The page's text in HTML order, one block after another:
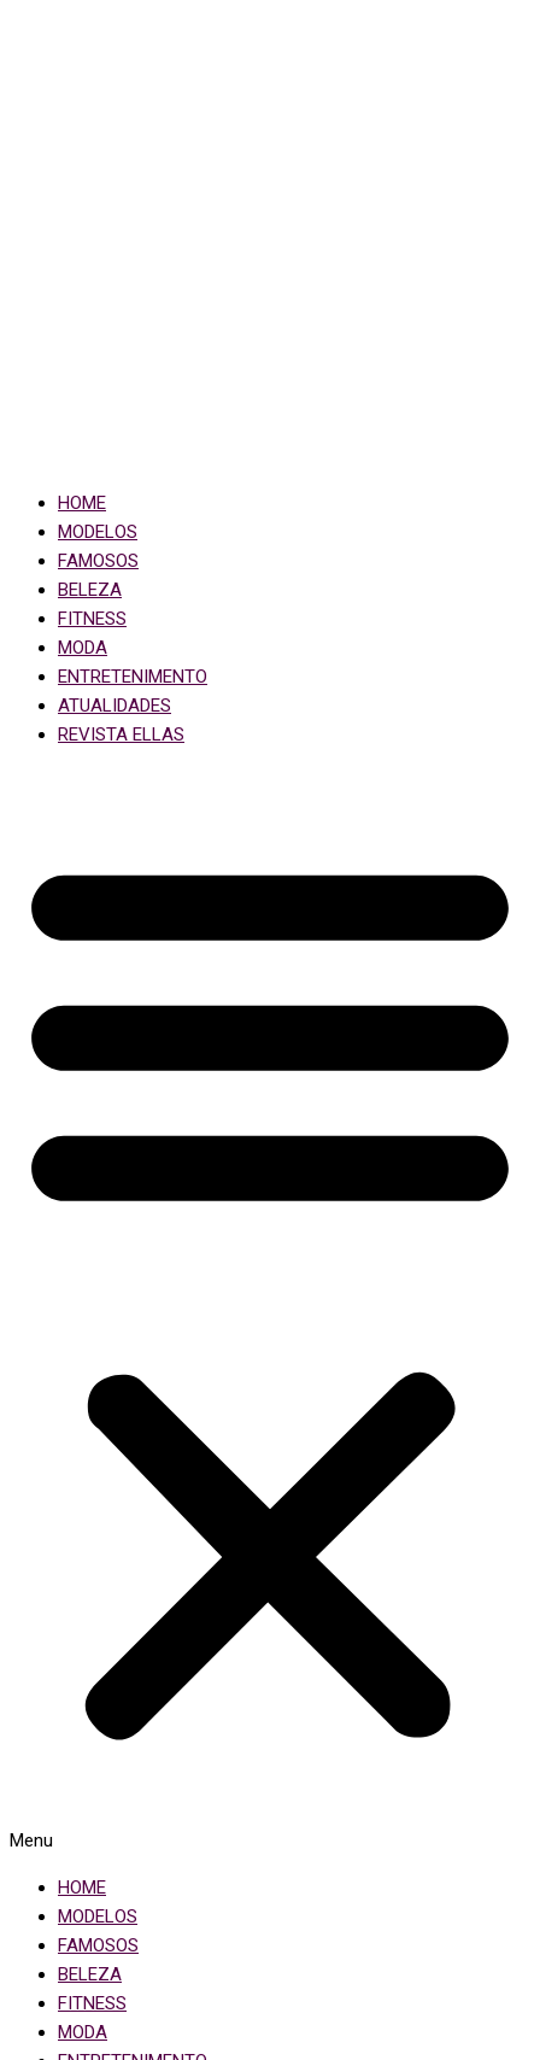
HOME
MODELOS
FAMOSOS
BELEZA
FITNESS
MODA
ENTRETENIMENTO
ATUALIDADES
REVISTA ELLAS
Menu
HOME
MODELOS
FAMOSOS
BELEZA
FITNESS
MODA